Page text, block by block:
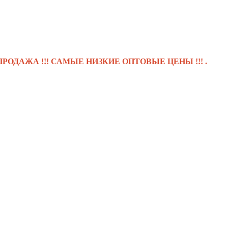
!!! САМЫЕ НИЗКИЕ ОПТОВЫЕ ЦЕНЫ !!! .